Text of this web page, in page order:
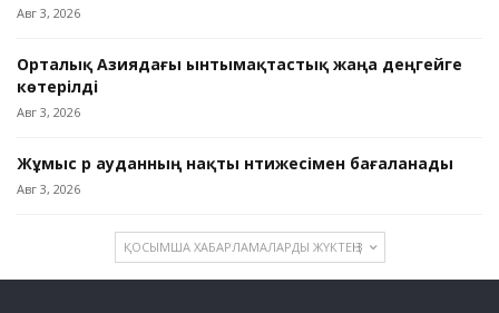
Авг 3, 2026
Орталық Азиядағы ынтымақтастық жаңа деңгейге
көтерілді
Авг 3, 2026
Жұмыс әр ауданның нақты нәтижесімен бағаланады
Авг 3, 2026
ҚОСЫМША ХАБАРЛАМАЛАРДЫ ЖҮКТЕҢІЗ